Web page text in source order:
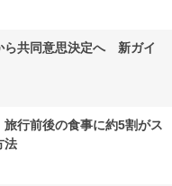
ら共同意思決定へ 新ガイ
旅行前後の食事に約5割がス
法